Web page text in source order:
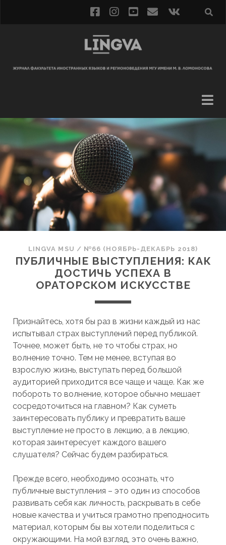
LINGVA MSU / №66 (НОЯБРЬ-ДЕКАБРЬ 2018)
ПУБЛИЧНЫЕ ВЫСТУПЛЕНИЯ: КАК
ДОСТИЧЬ УСПЕХА В
ОРАТОРСКОМ ИСКУССТВЕ
Признайтесь, хотя бы раз в жизни каждый из нас
испытывал страх выступлений перед публикой.
Точнее, может быть, не то чтобы страх, но
волнение точно. Тем не менее, вступая во
взрослую жизнь, выступать перед большой
аудиторией приходится все чаще и чаще. Как же
побороть то волнение, которое обычно мешает
сосредоточиться на главном? Как суметь
заинтересовать публику и превратить ваше
выступление не просто в лекцию, а в лекцию,
которая заинтересует каждого вашего
слушателя? Сейчас будем разбираться.
Прежде всего, необходимо осознать, что
публичные выступления – это один из способов
развивать себя как личность, раскрывать в себе
новые качества и учиться грамотно преподносить
материал, которым бы вы хотели поделиться с
окружающими. На мой взгляд, это очень важно,